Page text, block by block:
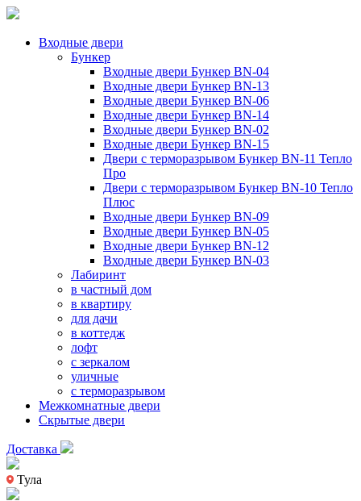
Входные двери
Бункер
Входные двери Бункер BN-04
Входные двери Бункер BN-13
Входные двери Бункер BN-06
Входные двери Бункер BN-14
Входные двери Бункер BN-02
Входные двери Бункер BN-15
Двери с терморазрывом Бункер BN-11 Тепло
Про
Двери с терморазрывом Бункер BN-10 Тепло
Плюс
Входные двери Бункер BN-09
Входные двери Бункер BN-05
Входные двери Бункер BN-12
Входные двери Бункер BN-03
Лабиринт
в частный дом
в квартиру
для дачи
в коттедж
лофт
с зеркалом
уличные
с терморазрывом
Межкомнатные двери
Скрытые двери
Доставка
Тула